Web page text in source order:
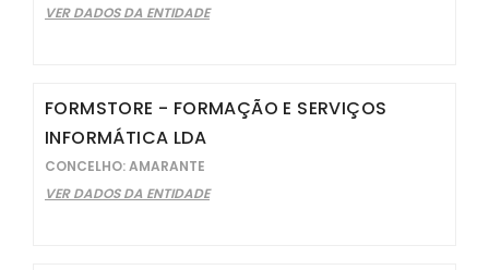
VER DADOS DA ENTIDADE
FORMSTORE - FORMAÇÃO E SERVIÇOS
INFORMÁTICA LDA
CONCELHO: AMARANTE
VER DADOS DA ENTIDADE